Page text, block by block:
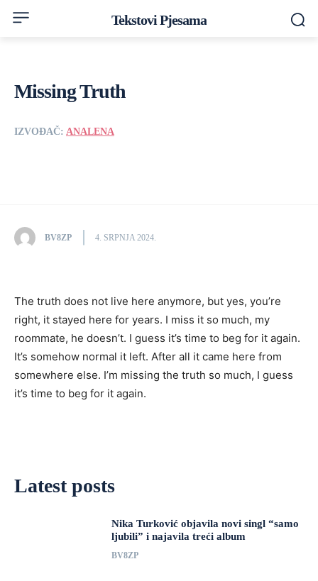
Tekstovi Pjesama
Missing Truth
IZVOĐAČ: ANALENA
BV8ZP 4. SRPNJA 2024.
The truth does not live here anymore, but yes, you’re
right, it stayed here for years. I miss it so much, my
roommate, he doesn’t. I guess it’s time to beg for it again.
It’s somehow normal it left. After all it came here from
somewhere else. I’m missing the truth so much, I guess
it’s time to beg for it again.
Latest posts
Nika Turković objavila novi singl “samo
ljubili” i najavila treći album
BV8ZP